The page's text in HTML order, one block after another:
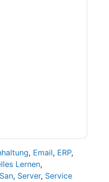
, Email, ERP,
Lernen,
San, Server, Service